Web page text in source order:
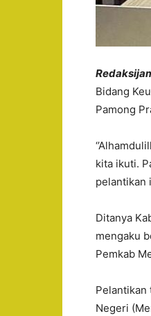
Bidang
Pamong
kita ikuti.
pelantikan
Ditanya
mengaku
Pemkab
Pelantikan
Negeri